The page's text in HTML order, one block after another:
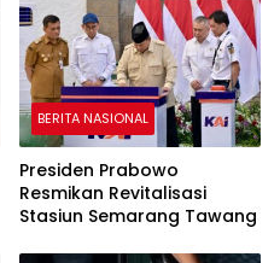
BERITA NASIONAL
Presiden Prabowo
Resmikan Revitalisasi
Stasiun Semarang Tawang